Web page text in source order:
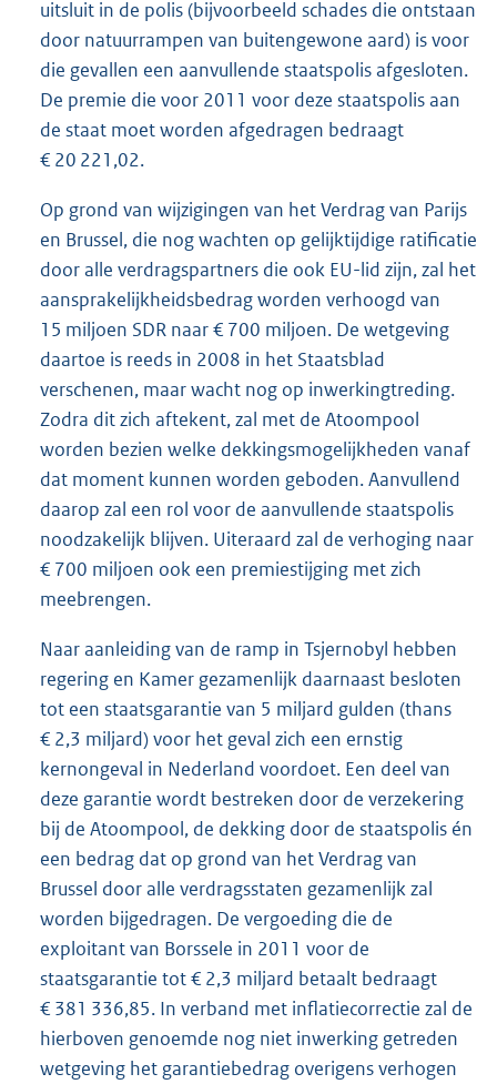
uitsluit in de polis (bijvoorbeeld schades die ontstaan
door natuurrampen van buitengewone aard) is voor
die gevallen een aanvullende staatspolis afgesloten.
De premie die voor 2011 voor deze staatspolis aan
de staat moet worden afgedragen bedraagt
€ 20 221,02.
Op grond van wijzigingen van het Verdrag van Parijs
en Brussel, die nog wachten op gelijktijdige ratificatie
door alle verdragspartners die ook EU-lid zijn, zal het
aansprakelijkheidsbedrag worden verhoogd van
15 miljoen SDR naar € 700 miljoen. De wetgeving
daartoe is reeds in 2008 in het Staatsblad
verschenen, maar wacht nog op inwerkingtreding.
Zodra dit zich aftekent, zal met de Atoompool
worden bezien welke dekkingsmogelijkheden vanaf
dat moment kunnen worden geboden. Aanvullend
daarop zal een rol voor de aanvullende staatspolis
noodzakelijk blijven. Uiteraard zal de verhoging naar
€ 700 miljoen ook een premiestijging met zich
meebrengen.
Naar aanleiding van de ramp in Tsjernobyl hebben
regering en Kamer gezamenlijk daarnaast besloten
tot een staatsgarantie van 5 miljard gulden (thans
€ 2,3 miljard) voor het geval zich een ernstig
kernongeval in Nederland voordoet. Een deel van
deze garantie wordt bestreken door de verzekering
bij de Atoompool, de dekking door de staatspolis én
een bedrag dat op grond van het Verdrag van
Brussel door alle verdragsstaten gezamenlijk zal
worden bijgedragen. De vergoeding die de
exploitant van Borssele in 2011 voor de
staatsgarantie tot € 2,3 miljard betaalt bedraagt
€ 381 336,85. In verband met inflatiecorrectie zal de
hierboven genoemde nog niet inwerking getreden
wetgeving het garantiebedrag overigens verhogen